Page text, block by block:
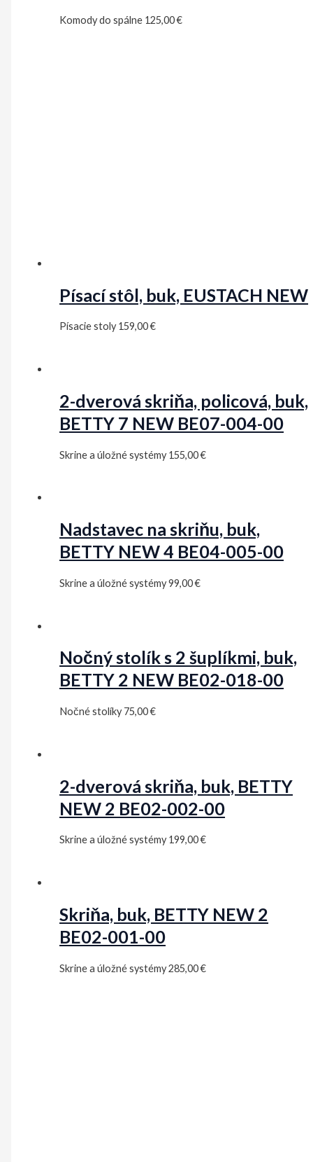
Komody do spálne 125,00€
Písací stôl, buk, EUSTACH NEW
Písacie stoly159,00€
2-dverová skriňa, policová, buk,
BETTY 7 NEW BE07-004-00
Skrine a úložné systémy155,00€
Nadstavec na skriňu, buk,
BETTY NEW 4 BE04-005-00
Skrine a úložné systémy99,00€
Nočný stolík s 2 šuplíkmi, buk,
BETTY 2 NEW BE02-018-00
Nočné stolíky75,00€
2-dverová skriňa, buk, BETTY
NEW 2 BE02-002-00
Skrine a úložné systémy199,00€
Skriňa, buk, BETTY NEW 2
BE02-001-00
Skrine a úložné systémy285,00€